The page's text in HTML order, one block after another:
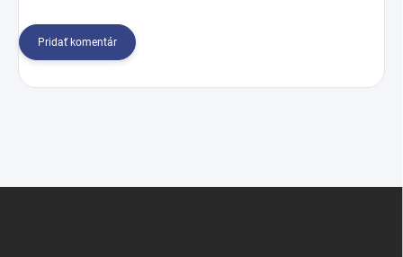
Pridať komentár